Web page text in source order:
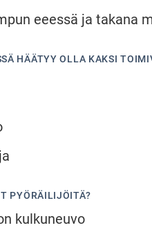
eeessä ja takana
HÄÄTYY OLLA KAKSI
PYÖRÄILIJÖITÄ?
kulkuneuvo